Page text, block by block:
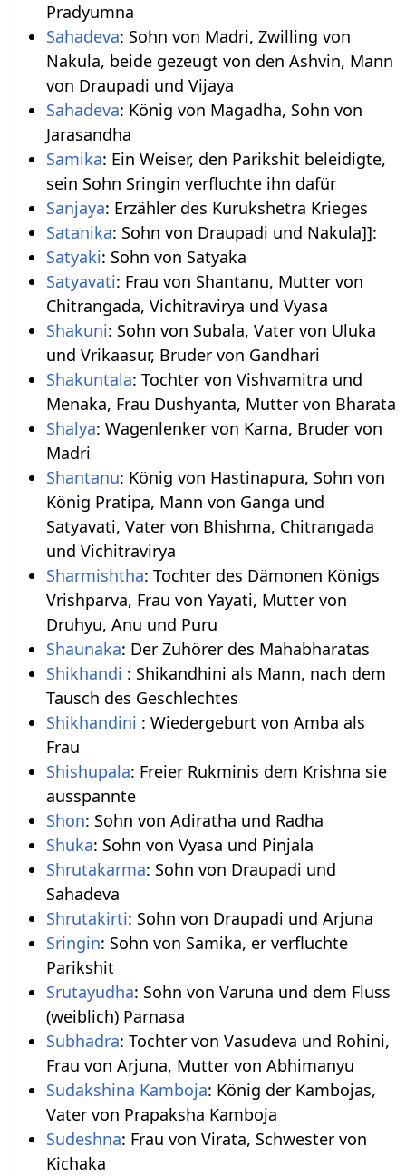
Pradyumna
Sahadeva: Sohn von Madri, Zwilling von
Nakula, beide gezeugt von den Ashvin, Mann
von Draupadi und Vijaya
Sahadeva: König von Magadha, Sohn von
Jarasandha
Samika: Ein Weiser, den Parikshit beleidigte,
sein Sohn Sringin verfluchte ihn dafür
Sanjaya: Erzähler des Kurukshetra Krieges
Satanika: Sohn von Draupadi und Nakula]]:
Satyaki: Sohn von Satyaka
Satyavati: Frau von Shantanu, Mutter von
Chitrangada, Vichitravirya und Vyasa
Shakuni: Sohn von Subala, Vater von Uluka
und Vrikaasur, Bruder von Gandhari
Shakuntala: Tochter von Vishvamitra und
Menaka, Frau Dushyanta, Mutter von Bharata
Shalya: Wagenlenker von Karna, Bruder von
Madri
Shantanu: König von Hastinapura, Sohn von
König Pratipa, Mann von Ganga und
Satyavati, Vater von Bhishma, Chitrangada
und Vichitravirya
Sharmishtha: Tochter des Dämonen Königs
Vrishparva, Frau von Yayati, Mutter von
Druhyu, Anu und Puru
Shaunaka: Der Zuhörer des Mahabharatas
Shikhandi : Shikandhini als Mann, nach dem
Tausch des Geschlechtes
Shikhandini : Wiedergeburt von Amba als
Frau
Shishupala: Freier Rukminis dem Krishna sie
ausspannte
Shon: Sohn von Adiratha und Radha
Shuka: Sohn von Vyasa und Pinjala
Shrutakarma: Sohn von Draupadi und
Sahadeva
Shrutakirti: Sohn von Draupadi und Arjuna
Sringin: Sohn von Samika, er verfluchte
Parikshit
Srutayudha: Sohn von Varuna und dem Fluss
(weiblich) Parnasa
Subhadra: Tochter von Vasudeva und Rohini,
Frau von Arjuna, Mutter von Abhimanyu
Sudakshina Kamboja: König der Kambojas,
Vater von Prapaksha Kamboja
Sudeshna: Frau von Virata, Schwester von
Kichaka